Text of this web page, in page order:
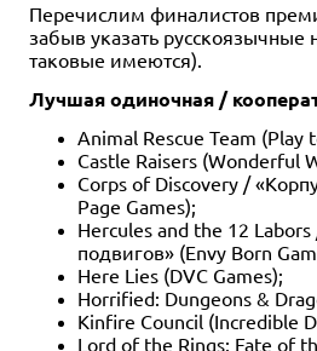
Перечислим финалистов
забыв указать русскоязычные
таковые имеются).
Лучшая одиночная /
Animal Rescue Team (Play
Castle Raisers (Wonderful
Corps of Discovery /
Page Games);
Hercules and the 12
подвигов» (Envy Born
Here Lies (DVC Games);
Horrified: Dungeons &
Kinfire Council (Incredible
Lord of the Rings: Fate of